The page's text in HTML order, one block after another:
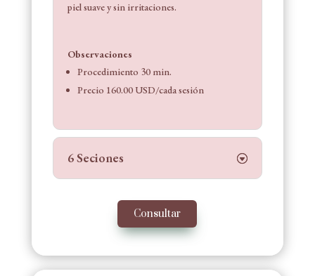
piel suave y sin irritaciones.
Observaciones
Procedimiento 30 min.
Precio 160.00 USD/cada sesión
6 Seciones
Consultar